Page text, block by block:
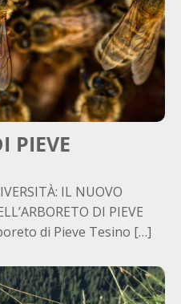
PIEVE
IL NUOVO
DI PIEVE
di Pieve Tesino […]